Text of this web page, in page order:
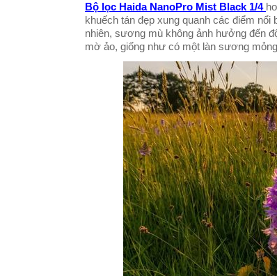
Bộ lọc Haida NanoPro Mist Black 1/4
khuếch tán đẹp xung quanh các điểm
nhiên, sương mù không ảnh hưởng đến
mờ ảo, giống như có một làn sương